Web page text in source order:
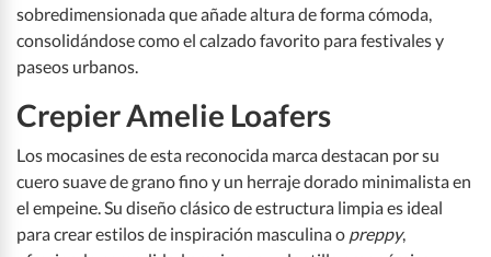
sobredimensionada que añade altura de forma cómoda,
consolidándose como el calzado favorito para festivales y
paseos urbanos.
Crepier Amelie Loafers
Los mocasines de esta reconocida marca destacan por su
cuero suave de grano fino y un herraje dorado minimalista en
el empeine. Su diseño clásico de estructura limpia es ideal
para crear estilos de inspiración masculina o preppy,